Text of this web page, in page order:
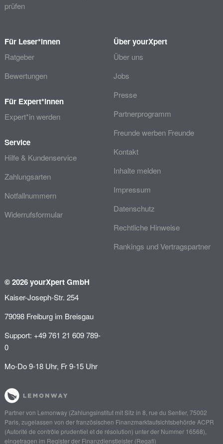
prüfen
Für Leser*innen
Ratgeber
Bewertungen
Für Expert*innen
Expert*in werden
Service
Hilfe & Kundenservice
Zahlungsarten
Notfallnummern
Widerrufsformular
Über yourXpert
Über uns
Jobs
Presse
Partnerprogramm
Freunde werben Freunde
Kontakt
Inhalte melden
Impressum
Datenschutz
Rechtliche Hinweise
Rankings und Vertragspartner
© 2026 yourXpert GmbH
Kaiser-Joseph-Str. 254
79098 Freiburg im Breisgau
Support: +49 761 21 609 789-
0
Mo-Do 9-18 Uhr, Fr 9-15 Uhr
Partner von Lemonway(Zahlungsinstitut mit Sitz in 8, rue du Sentier, 75002
Paris, zugelassen von der französischen Finanzmarktaufsichtsbehörde ACPR
(Autorité de contrôle prudentiel et de résolution) unter der Nummer 16568),
eingetragen im Register der Finanzdienstleister (Regafi)